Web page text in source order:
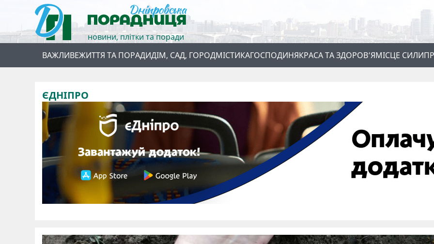
новини, плітки та поради
ВАЖЛИВЕЖИТТЯ ТА ПОРАДИДІМ, САД, ГОРОДМІСТИКАГОСПОДИНЯКРАСА ТА ЗДОРОВ’ЯМІСЦЕ СИЛИ
ЄДНІПРО